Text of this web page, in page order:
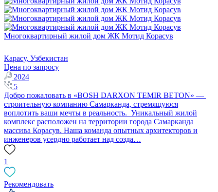
Многоквартирный жилой дом ЖК Мотид Корасув
Карасу, Узбекистан
Цена по запросу
2024
5
Добро пожаловать в «BOSH DARXON TEMIR BETON» —
строительную компанию Самарканда, стремящуюся
воплотить ваши мечты в реальность. Уникальный жилой
комплекс расположен на территории города Самарканда
массива Корасув. Наша команда опытных архитекторов и
инженеров усердно работает над созда…
1
Рекомендовать